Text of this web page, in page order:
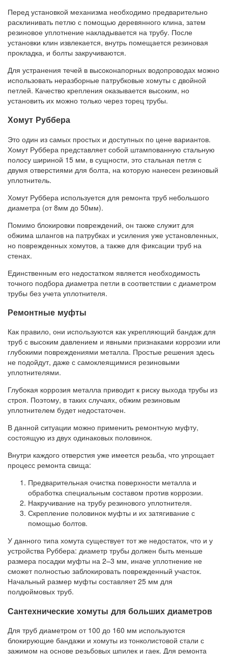
Перед установкой механизма необходимо предварительно
расклинивать петлю с помощью деревянного клина, затем
резиновое уплотнение накладывается на трубу. После
установки клин извлекается, внутрь помещается резиновая
прокладка, и болты закручиваются.
Для устранения течей в высоконапорных водопроводах можно
использовать неразборные патрубковые хомуты с двойной
петлей. Качество крепления оказывается высоким, но
установить их можно только через торец трубы.
Хомут Руббера
Это один из самых простых и доступных по цене вариантов.
Хомут Руббера представляет собой штампованную стальную
полосу шириной 15 мм, в сущности, это стальная петля с
двумя отверстиями для болта, на которую нанесен резиновый
уплотнитель.
Хомут Руббера используется для ремонта труб небольшого
диаметра (от 8мм до 50мм).
Помимо блокировки повреждений, он также служит для
обжима шлангов на патрубках и усиления уже установленных,
но поврежденных хомутов, а также для фиксации труб на
стенах.
Единственным его недостатком является необходимость
точного подбора диаметра петли в соответствии с диаметром
трубы без учета уплотнителя.
Ремонтные муфты
Как правило, они используются как укрепляющий бандаж для
труб с высоким давлением и явными признаками коррозии или
глубокими повреждениями металла. Простые решения здесь
не подойдут, даже с самоклеящимися резиновыми
уплотнителями.
Глубокая коррозия металла приводит к риску выхода трубы из
строя. Поэтому, в таких случаях, обжим резиновым
уплотнителем будет недостаточен.
В данной ситуации можно применить ремонтную муфту,
состоящую из двух одинаковых половинок.
Внутри каждого отверстия уже имеется резьба, что упрощает
процесс ремонта свища:
Предварительная очистка поверхности металла и
обработка специальным составом против коррозии.
Накручивание на трубу резинового уплотнителя.
Скрепление половинок муфты и их затягивание с
помощью болтов.
У данного типа хомута существует тот же недостаток, что и у
устройства Руббера: диаметр трубы должен быть меньше
размера посадки муфты на 2–3 мм, иначе уплотнение не
сможет полностью заблокировать поврежденный участок.
Начальный размер муфты составляет 25 мм для
полдюймовых труб.
Сантехнические хомуты для больших диаметров
Для труб диаметром от 100 до 160 мм используются
блокирующие бандажи и хомуты из тонколистовой стали с
зажимом на основе резьбовых шпилек и гаек. Для ремонта